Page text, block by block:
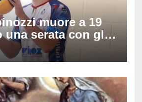
muore a 19
una serata con gli
dello
frenata